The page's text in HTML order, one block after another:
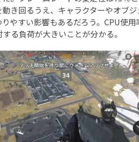
き回るうえ、キャラクターやオブ
やすい影響もあるだろう。CPU使
る負荷が大きいことが分かる。